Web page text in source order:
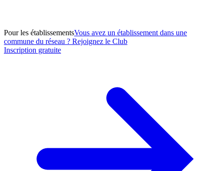
Pour les établissementsVous avez un établissement dans une
commune du réseau ? Rejoignez le Club
Inscription gratuite